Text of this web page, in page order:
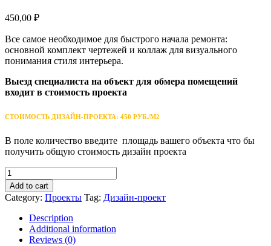
450,00 ₽
Все самое необходимое для быстрого начала ремонта:
основной комплект чертежей и коллаж для визуального
понимания стиля интерьера.
Выезд специалиста на объект для обмера помещений
входит в стоимость проекта
СТОИМОСТЬ ДИЗАЙН-ПРОЕКТА: 450 РУБ./М2
В поле количество введите площадь вашего объекта что бы
получить общую стоимость дизайн проекта
Экспресс-
дизайн
проект
quantity
Add to cart
Category: Проекты Tag: Дизайн-проект
Description
Additional information
Reviews (0)